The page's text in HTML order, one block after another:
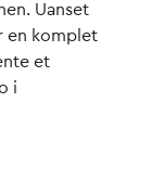
Uanset
en komplet
et
i